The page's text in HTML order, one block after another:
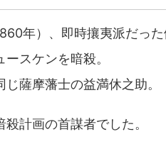
年）、即時攘夷派だっ
スケンを暗殺。
薩摩藩士の益満休之助。
計画の首謀者でした。